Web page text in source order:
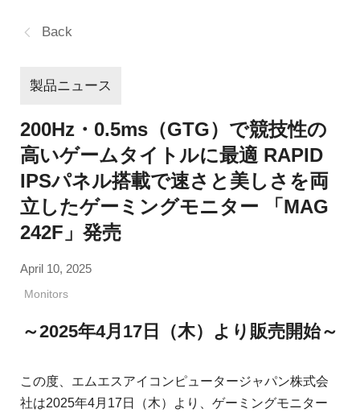
Back
製品ニュース
200Hz・0.5ms（GTG）で競技性の
高いゲームタイトルに最適 RAPID
IPSパネル搭載で速さと美しさを両
立したゲーミングモニター 「MAG
242F」発売
April 10, 2025
Monitors
～2025年4月17日（木）より販売開始～
この度、エムエスアイコンピュータージャパン株式会
社は2025年4月17日（木）より、ゲーミングモニター